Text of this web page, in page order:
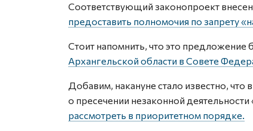
Соответствующий законопроект
предоставить полномочия по запрету
Стоит напомнить, что это
Архангельской области в Совете
Добавим, накануне стало известно,
о пресечении незаконной
рассмотреть в приоритетном порядке.